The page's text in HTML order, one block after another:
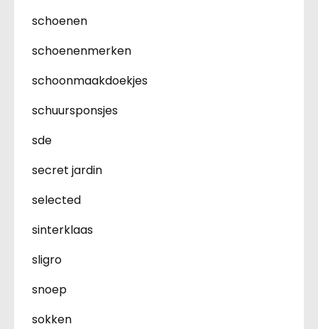
schoenen
schoenenmerken
schoonmaakdoekjes
schuursponsjes
sde
secret jardin
selected
sinterklaas
sligro
snoep
sokken